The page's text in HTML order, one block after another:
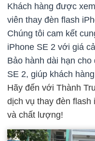
Khách hàng được
viên thay đèn flash
Chúng tôi cam kết
iPhone SE 2 với giá
Bảo hành dài hạn
SE 2, giúp khách
Hãy đến với Thành
dịch vụ thay đèn flash
và chất lượng!